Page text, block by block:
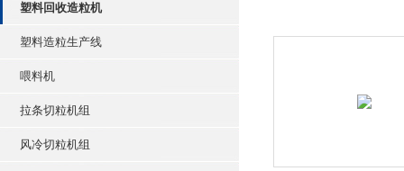
塑料回收造粒机
塑料造粒生产线
喂料机
拉条切粒机组
风冷切粒机组